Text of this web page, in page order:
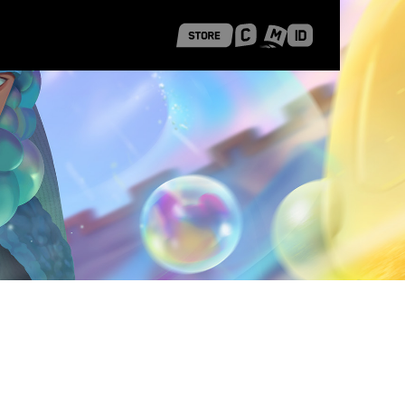
Career Stories